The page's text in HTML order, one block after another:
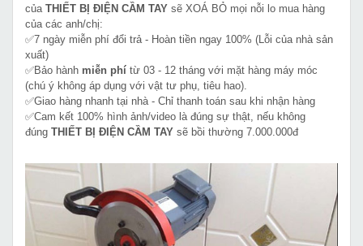
của THIẾT BỊ ĐIỆN CẦM TAY sẽ XOÁ BỎ mọi nỗi lo mua hàng
của các anh/chị:
✅7 ngày miễn phí đổi trả - Hoàn tiền ngay 100% (Lỗi của nhà sản
xuất)
✅Bảo hành miễn phí từ 03 - 12 tháng với mặt hàng máy móc
(chú ý không áp dụng với vật tư phụ, tiêu hao).
✅Giao hàng nhanh tại nhà - Chỉ thanh toán sau khi nhận hàng
✅Cam kết 100% hình ảnh/video là đúng sự thật, nếu không
đúng THIẾT BỊ ĐIỆN CẦM TAY sẽ bồi thường 7.000.000đ